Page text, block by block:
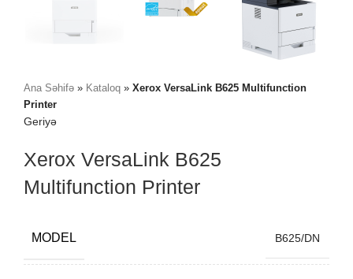
Ana Səhifə » Kataloq » Xerox VersaLink B625 Multifunction
Printer
Geriyə
Xerox VersaLink B625
Multifunction Printer
MODEL B625/DN